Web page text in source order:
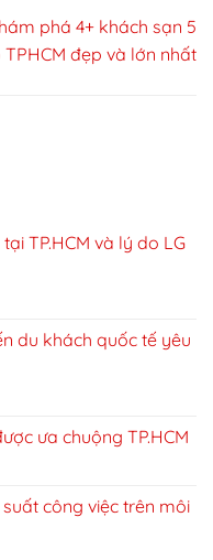
phá 4+ khách sạn 5
TPHCM đẹp và lớn nhất
TP.HCM và lý do LG
du khách quốc tế yêu
ưa chuộng TP.HCM
công việc trên môi